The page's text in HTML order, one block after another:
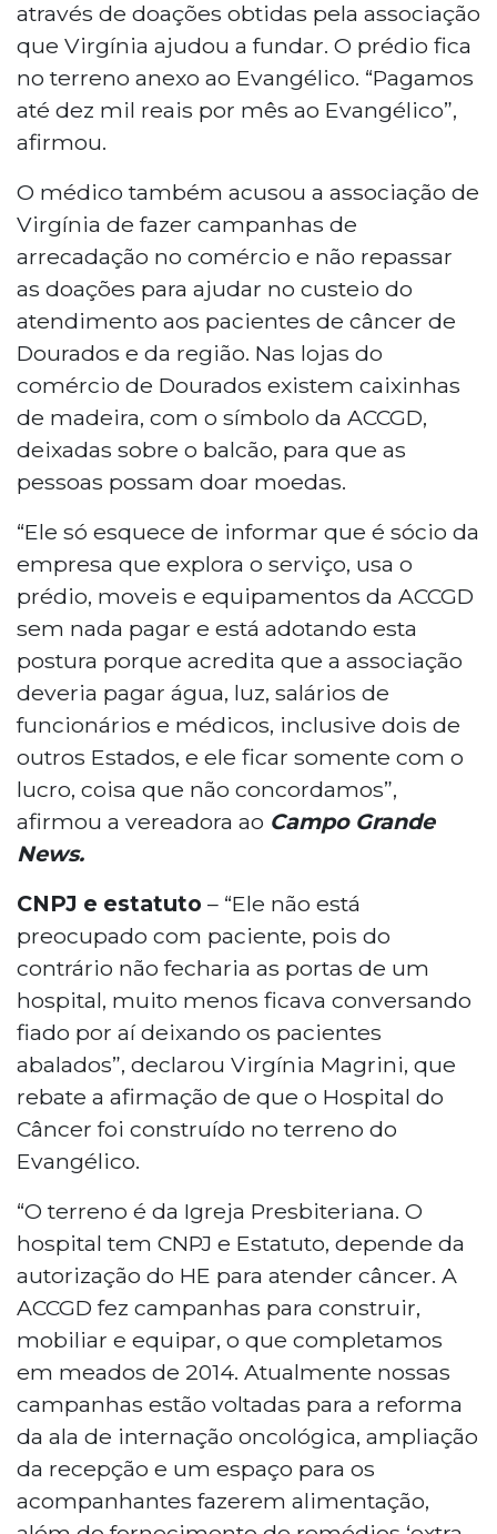
através de doações obtidas pela associação
que Virgínia ajudou a fundar. O prédio fica
no terreno anexo ao Evangélico. “Pagamos
até dez mil reais por mês ao Evangélico”,
afirmou.
O médico também acusou a associação de
Virgínia de fazer campanhas de
arrecadação no comércio e não repassar
as doações para ajudar no custeio do
atendimento aos pacientes de câncer de
Dourados e da região. Nas lojas do
comércio de Dourados existem caixinhas
de madeira, com o símbolo da ACCGD,
deixadas sobre o balcão, para que as
pessoas possam doar moedas.
“Ele só esquece de informar que é sócio da
empresa que explora o serviço, usa o
prédio, moveis e equipamentos da ACCGD
sem nada pagar e está adotando esta
postura porque acredita que a associação
deveria pagar água, luz, salários de
funcionários e médicos, inclusive dois de
outros Estados, e ele ficar somente com o
lucro, coisa que não concordamos”,
afirmou a vereadora ao Campo Grande
News.
CNPJ e estatuto – “Ele não está
preocupado com paciente, pois do
contrário não fecharia as portas de um
hospital, muito menos ficava conversando
fiado por aí deixando os pacientes
abalados”, declarou Virgínia Magrini, que
rebate a afirmação de que o Hospital do
Câncer foi construído no terreno do
Evangélico.
“O terreno é da Igreja Presbiteriana. O
hospital tem CNPJ e Estatuto, depende da
autorização do HE para atender câncer. A
ACCGD fez campanhas para construir,
mobiliar e equipar, o que completamos
em meados de 2014. Atualmente nossas
campanhas estão voltadas para a reforma
da ala de internação oncológica, ampliação
da recepção e um espaço para os
acompanhantes fazerem alimentação,